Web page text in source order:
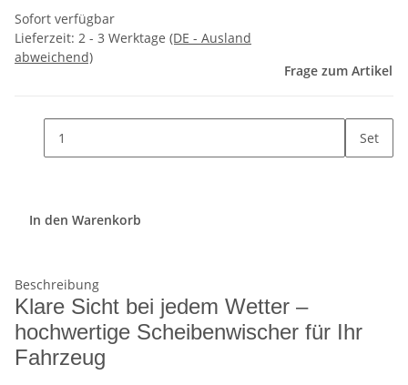
Sofort verfügbar
Lieferzeit: 2 - 3 Werktage (DE - Ausland
abweichend)
Frage zum Artikel
Set
In den Warenkorb
Beschreibung
Klare Sicht bei jedem Wetter –
hochwertige Scheibenwischer für Ihr
Fahrzeug